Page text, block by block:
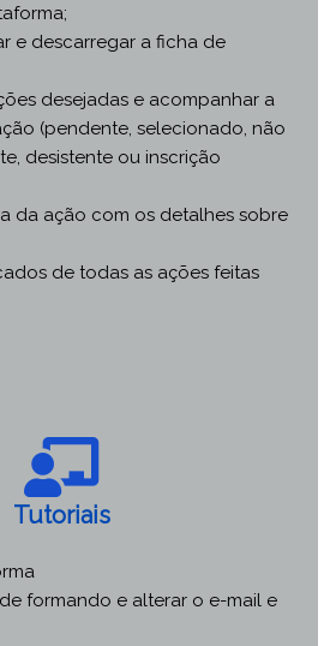
e descarregar a ficha de
desejadas e acompanhar a
(pendente, selecionado, não
desistente ou inscrição
da ação com os detalhes sobre
de todas as ações feitas
Tutoriais
formando e alterar o e-mail e